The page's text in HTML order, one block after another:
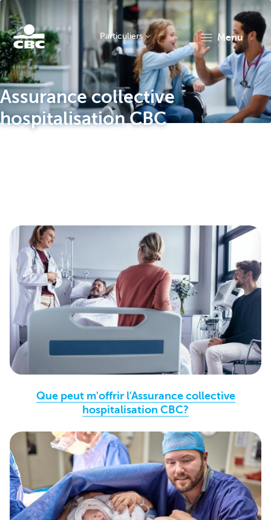
Particulieren
Particuliers menu
Assurance collective
hospitalisation CBC
Que peut m'offrir l'Assurance collective
hospitalisation CBC?